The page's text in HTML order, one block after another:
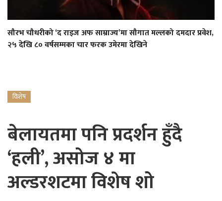
सौरभ चौधरीको ‘द राइज अफ साम्राज्य’मा सौगात मल्लको दमदार प्रवेश,
२५ देखि ८० वर्षसम्मका चार फरक उमेरमा देखिने
विशेष
बेलायतमा पनि प्रदर्शन हुँदै
‘हली’, असोज ४ मा
अल्डरशटमा विशेष शो